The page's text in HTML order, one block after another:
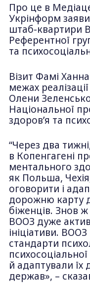
Про це в
Укрінформ
штаб-квартири
Референтної
та
Візит Фамі
межах
Олени
Національної
здоров’я та
“Через два
в Копенгагені
ментального
як Польша,
оговорити і
дорожню карту
біженців. Знов
ВООЗ дуже
ініціативи.
стандарти
й адаптували їх
держав», –